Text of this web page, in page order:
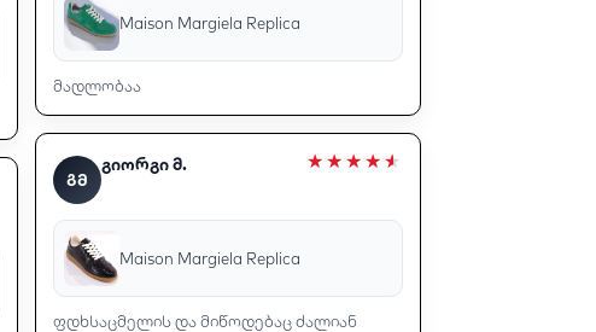
Maison Margiela Replica
მადლობაა
ᲒᲛ
გიორგი მ.
Maison Margiela Replica
ფდხსაცმელის და მიწოდებაც ძალიან